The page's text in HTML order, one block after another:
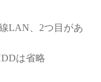
LAN、2つ目があ
は省略